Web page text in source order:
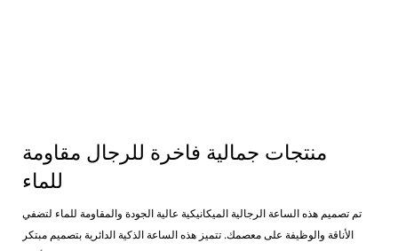
منتجات جمالية فاخرة للرجال مقاومة
تم تصميم هذه الساعة الرجالية الميكانيكية عالية الجودة والمقاومة للماء لتضفي
الأناقة والوظيفة على معصمك. تتميز هذه الساعة الذكية الدائرية بتصميم مبتكر